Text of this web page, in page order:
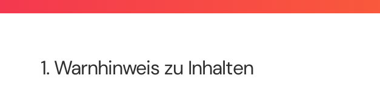
1. Warnhinweis zu Inhalten